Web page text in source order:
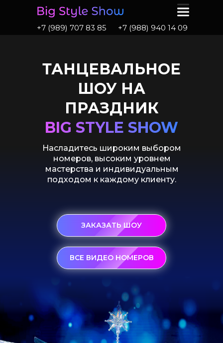
+7 (988) 940 14 09
+7 (989) 707 83 85
Насладитесь широким выбором
номеров, высоким уровнем
мастерства и индивидуальным
подходом к каждому клиенту.
ТАНЦЕВАЛЬНОЕ
ШОУ НА
ПРАЗДНИК
BIG STYLE SHOW
ЗАКАЗАТЬ ШОУ
ВСЕ ВИДЕО НОМЕРОВ